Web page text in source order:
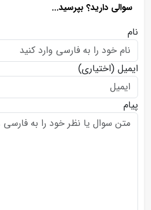
سوالی دارید؟ بپرسید...
نام
ایمیل (اختیاری)
پیام